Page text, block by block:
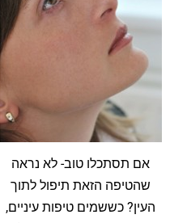
אם תסתכלו טוב- לא נראה
שהטיפה הזאת תיפול לתוך
העין? כששמים טיפות עיניים,